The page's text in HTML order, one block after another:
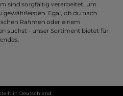
sind sorgfältig verarbeitet, um
Egal, ob du nach
Rahmen oder einem
suchst - unser Sortiment bietet für
in Deutschland